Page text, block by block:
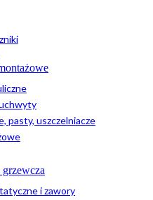
pasty, uszczelniacze
i zawory